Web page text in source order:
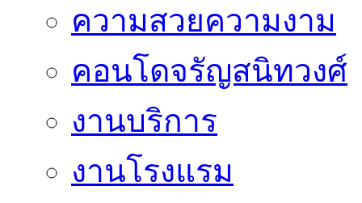
ความสวยความงาม
คอนโดจรัญสนิทวงศ์
งานบริการ
งานโรงแรม